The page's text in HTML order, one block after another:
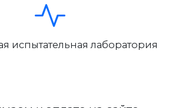
испытательная лаборатория